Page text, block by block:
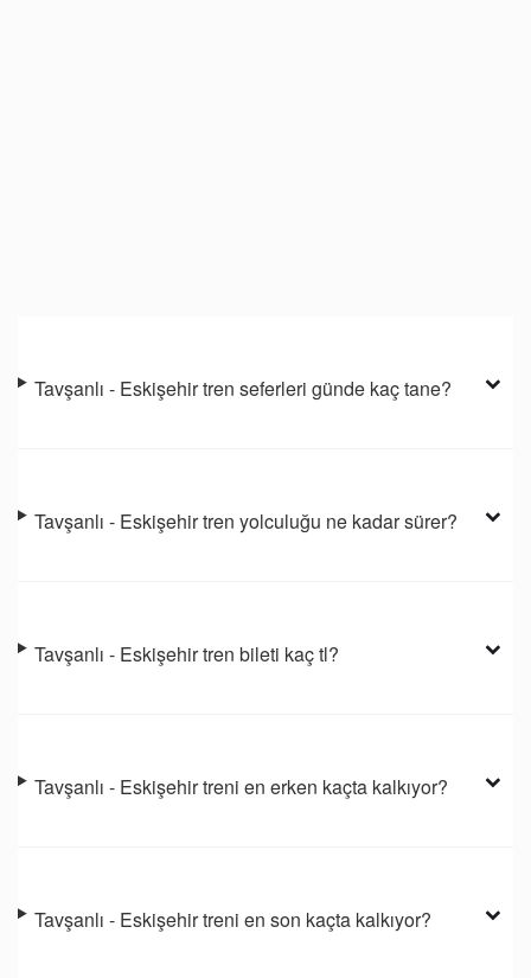
Tavşanlı - Eskişehir tren seferleri günde kaç tane?
Tavşanlı - Eskişehir tren yolculuğu ne kadar sürer?
Tavşanlı - Eskişehir tren bileti kaç tl?
Tavşanlı - Eskişehir treni en erken kaçta kalkıyor?
Tavşanlı - Eskişehir treni en son kaçta kalkıyor?